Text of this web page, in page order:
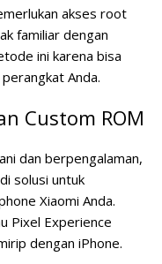
akses root
familiar dengan
ini karena bisa
Anda.
Custom ROM
dan berpengalaman,
solusi untuk
Xiaomi Anda.
Pixel Experience
dengan iPhone.